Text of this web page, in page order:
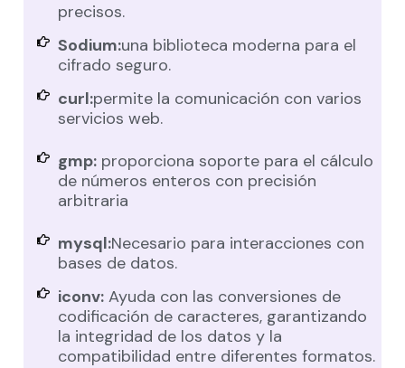
precisos.
Sodium:una biblioteca moderna para el
cifrado seguro.
curl:permite la comunicación con varios
servicios web.
gmp:proporciona soporte para el cálculo
de números enteros con precisión
arbitraria
mysql:Necesario para interacciones con
bases de datos.
iconv:Ayuda con las conversiones de
codificación de caracteres, garantizando
la integridad de los datos y la
compatibilidad entre diferentes formatos.